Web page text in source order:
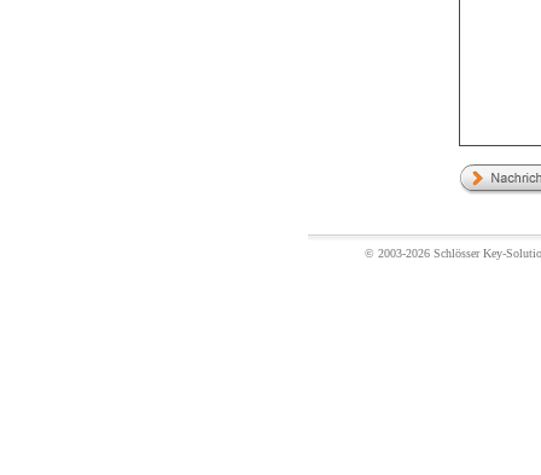
© 2003-2026 Schlösser Key-